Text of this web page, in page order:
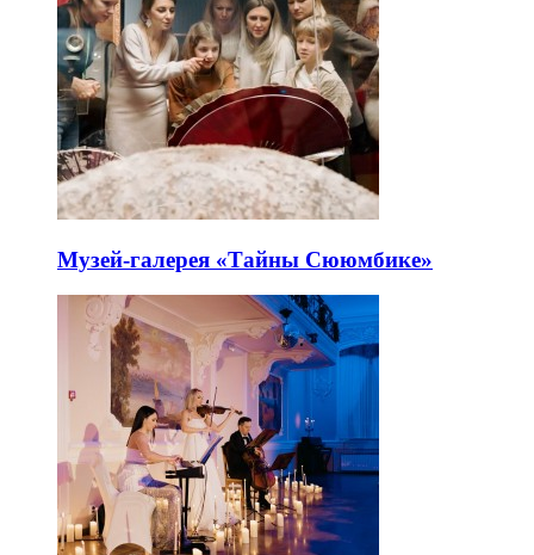
Музей-галерея «Тайны Сююмбике»